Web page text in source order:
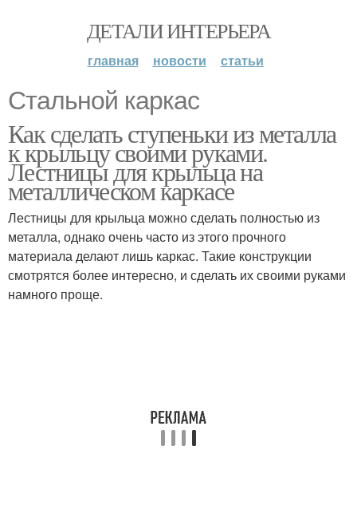
ДЕТАЛИ ИНТЕРЬЕРА
главная новости статьи
Стальной каркас
Как сделать ступеньки из металла
к крыльцу своими руками.
Лестницы для крыльца на
металлическом каркасе
Лестницы для крыльца можно сделать полностью из
металла, однако очень часто из этого прочного
материала делают лишь каркас. Такие конструкции
смотрятся более интересно, и сделать их своими руками
намного проще.